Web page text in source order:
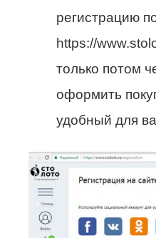
регистрацию
https://
только потом
оформить
удобный для